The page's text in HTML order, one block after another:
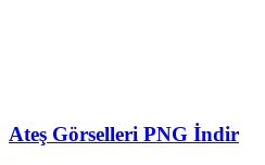
Ateş Görselleri PNG İndir